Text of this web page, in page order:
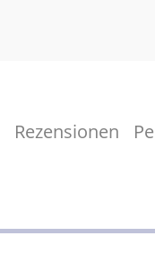
Rezensionen